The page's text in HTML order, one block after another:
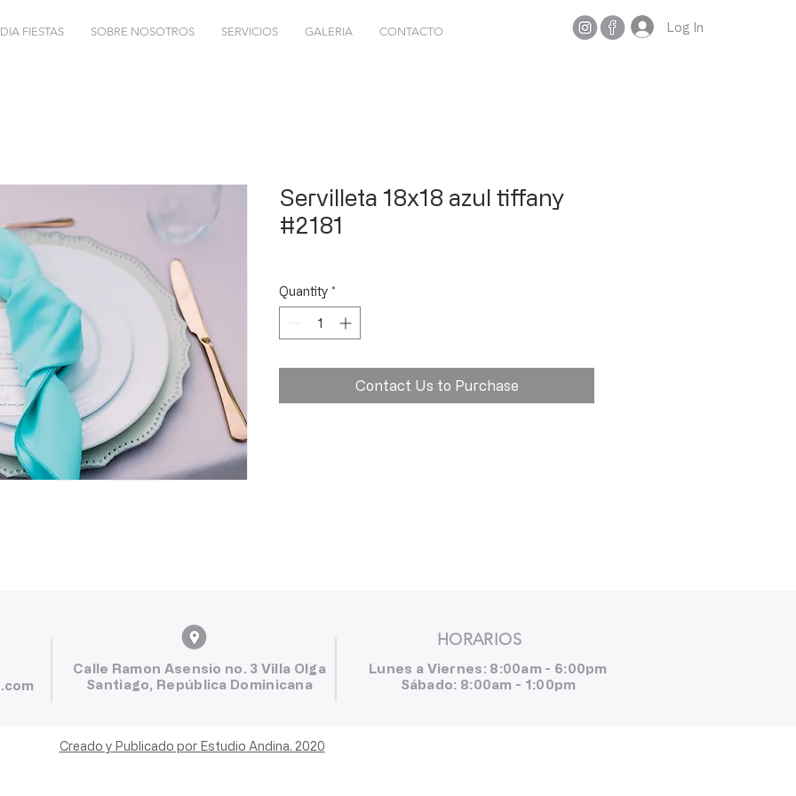
FIESTAS SOBRE NOSOTROS SERVICIOS GALERIA CONTACTO Log In
Servilleta 18x18 azul tiffany
#2181
Quantity *
Contact Us to Purchase
HORARIOS
Calle Ramon Asensio no. 3 Villa Olga
Santiago, República Dominicana
Lunes a Viernes: 8:00am - 6:00pm
Sábado: 8:00am - 1:00pm
Creado y Publicado por Estudio Andina. 2020